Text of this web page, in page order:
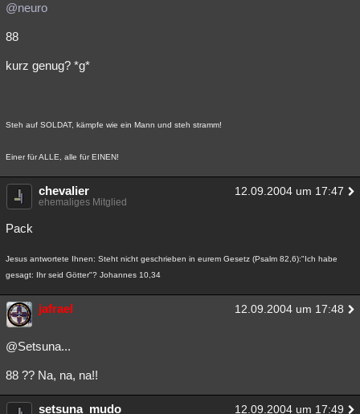
@neuro
88
kurz genug? *g*
Steh auf SOLDAT, kämpfe wie ein Mann und steh stramm!
Einer für ALLE, alle für EINEN!
chevalier 12.09.2004 um 17:47
ehemaliges Mitglied
Pack
Jesus antwortete Ihnen: Steht nicht geschrieben in eurem Gesetz (Psalm 82,6):"Ich habe
gesagt: Ihr seid Götter"? Johannes 10,34
jafrael 12.09.2004 um 17:48
@Setsuna...
88 ?? Na, na, na!!
setsuna_mudo 12.09.2004 um 17:49